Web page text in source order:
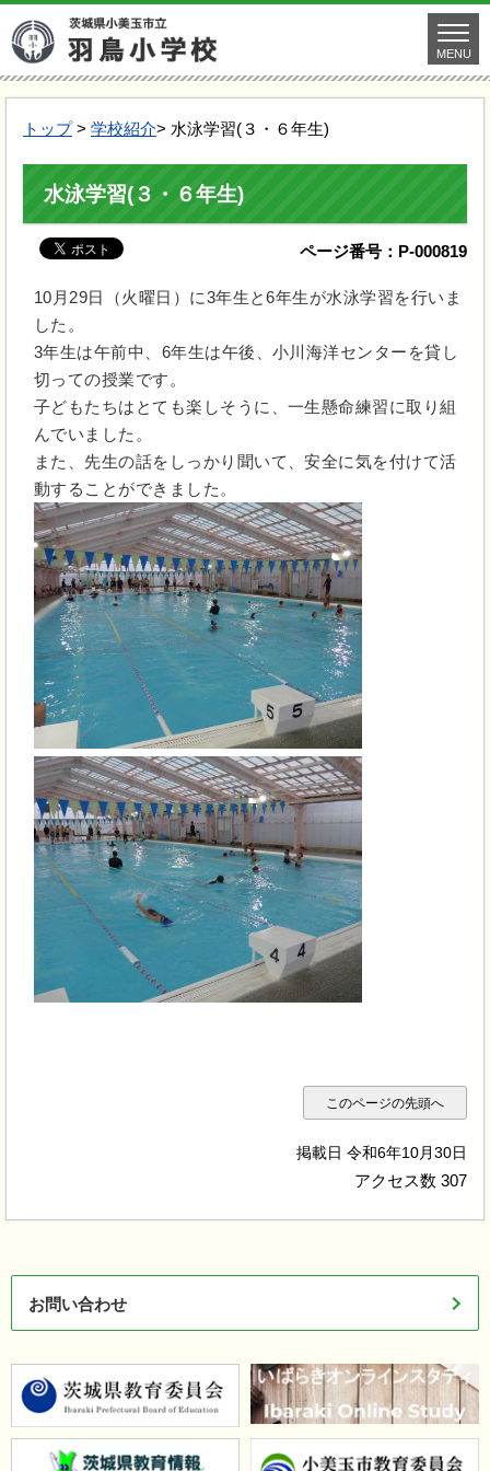
MENU
トップ> 学校紹介> 水泳学習(３・６年生)
水泳学習(３・６年生)
ページ番号：P-000819
10月29日（火曜日）に3年生と6年生が水泳学習を行いま
した。
3年生は午前中、6年生は午後、小川海洋センターを貸し
切っての授業です。
子どもたちはとても楽しそうに、一生懸命練習に取り組
んでいました。
また、先生の話をしっかり聞いて、安全に気を付けて活
動することができました。
このページの先頭へ
掲載日 令和6年10月30日
アクセス数 307
お問い合わせ